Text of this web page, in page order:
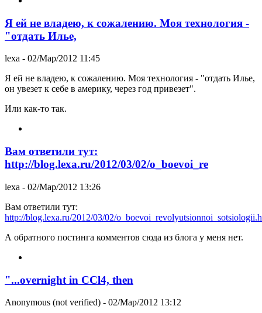
Я ей не владею, к сожалению. Моя технология -
"отдать Илье,
lexa - 02/Мар/2012 11:45
Я ей не владею, к сожалению. Моя технология - "отдать Илье,
он увезет к себе в америку, через год привезет".
Или как-то так.
Вам ответили тут:
http://blog.lexa.ru/2012/03/02/o_boevoi_re
lexa - 02/Мар/2012 13:26
Вам ответили тут:
http://blog.lexa.ru/2012/03/02/
А обратного постинга комментов сюда из блога у меня нет.
"...overnight in CCl4, then
Anonymous (not verified) - 02/Мар/2012 13:12